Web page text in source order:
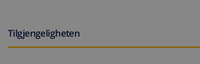
Tilgjengeligheten